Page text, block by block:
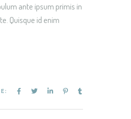
ante ipsum primis in
Quisque id enim